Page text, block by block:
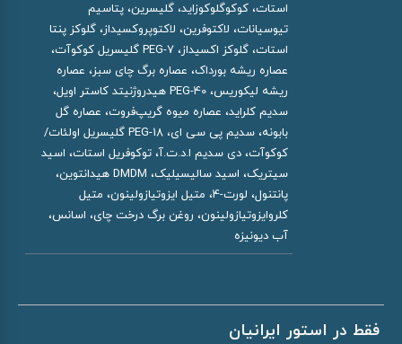
استات، کوکوگلوکوزاید، گلیسرین، پتاسیم
تیوسیانات، لاکتوفرین، لاکتوپروکسیداز، گلوکز پنتا
استات، گلوکز اکسیداز، PEG-7 گلیسریل کوکوآت،
عصاره ریشه بورداک، عصاره برگ چای سبز، عصاره
ریشه لیکوریس، PEG-40 هیدروژنیتد کاستر اویل،
سدیم کلراید، عصاره میوه گریپ‌فروت، عصاره گل
بابونه، سدیم پی سی ای، PEG-18 گلیسریل اولئات/
کوکوآت، دی سدیم ا.د.ت.آ، توکوفریل استات، اسید
سیتریک، اسید سالیسیلیک، DMDM هیدانتوین،
پانتنول، لورت-4، متیل ایزوتیازولینون، متیل
کلروایزوتیازولینون، روغن برگ درخت چای، اسانس،
آب دیونیزه
فقط در استور ایرانیان